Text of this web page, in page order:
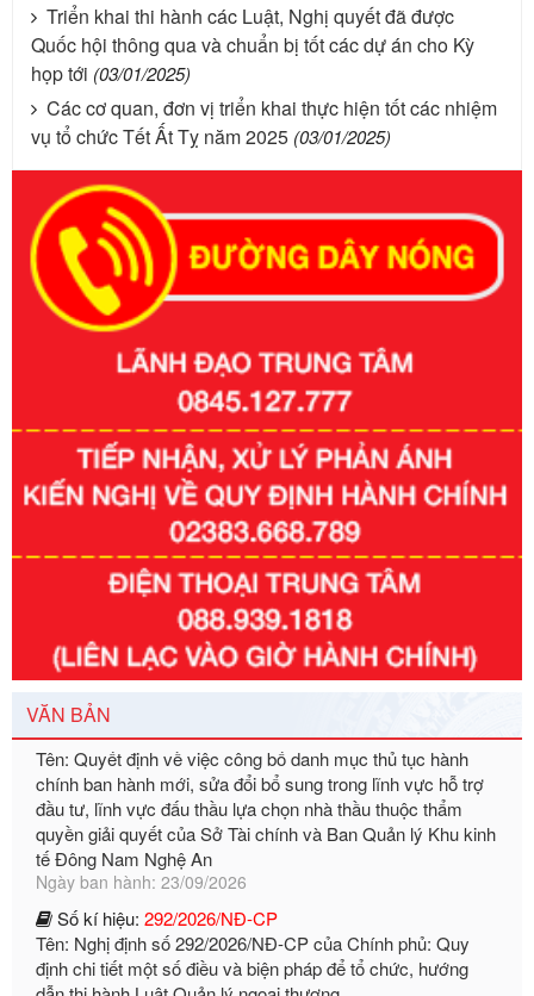
Triển khai thi hành các Luật, Nghị quyết đã được
Quốc hội thông qua và chuẩn bị tốt các dự án cho Kỳ
họp tới (03/01/2025)
Các cơ quan, đơn vị triển khai thực hiện tốt các nhiệm
vụ tổ chức Tết Ất Tỵ năm 2025 (03/01/2025)
VĂN BẢN
351/2025/NĐ-CP
Tên: Nghị định số 351/2025/NĐ-CP của Chính phủ: Quy
định chuẩn nghèo đa chiều quốc gia giai đoạn 2026 - 2030
Ngày ban hành: 29/12/2026
Số kí hiệu:3014/QĐ-UBND
Tên: Quyết định về việc công bố danh mục thủ tục hành
chính ban hành mới, sửa đổi bổ sung trong lĩnh vực hỗ trợ
đầu tư, lĩnh vực đấu thầu lựa chọn nhà thầu thuộc thẩm
quyền giải quyết của Sở Tài chính và Ban Quản lý Khu kinh
tế Đông Nam Nghệ An
Ngày ban hành: 23/09/2026
Số kí hiệu:292/2026/NĐ-CP
Tên: Nghị định số 292/2026/NĐ-CP của Chính phủ: Quy
định chi tiết một số điều và biện pháp để tổ chức, hướng
dẫn thi hành Luật Quản lý ngoại thương
Ngày ban hành: 21/07/2026
Số kí hiệu:292/2026/NĐ-CP